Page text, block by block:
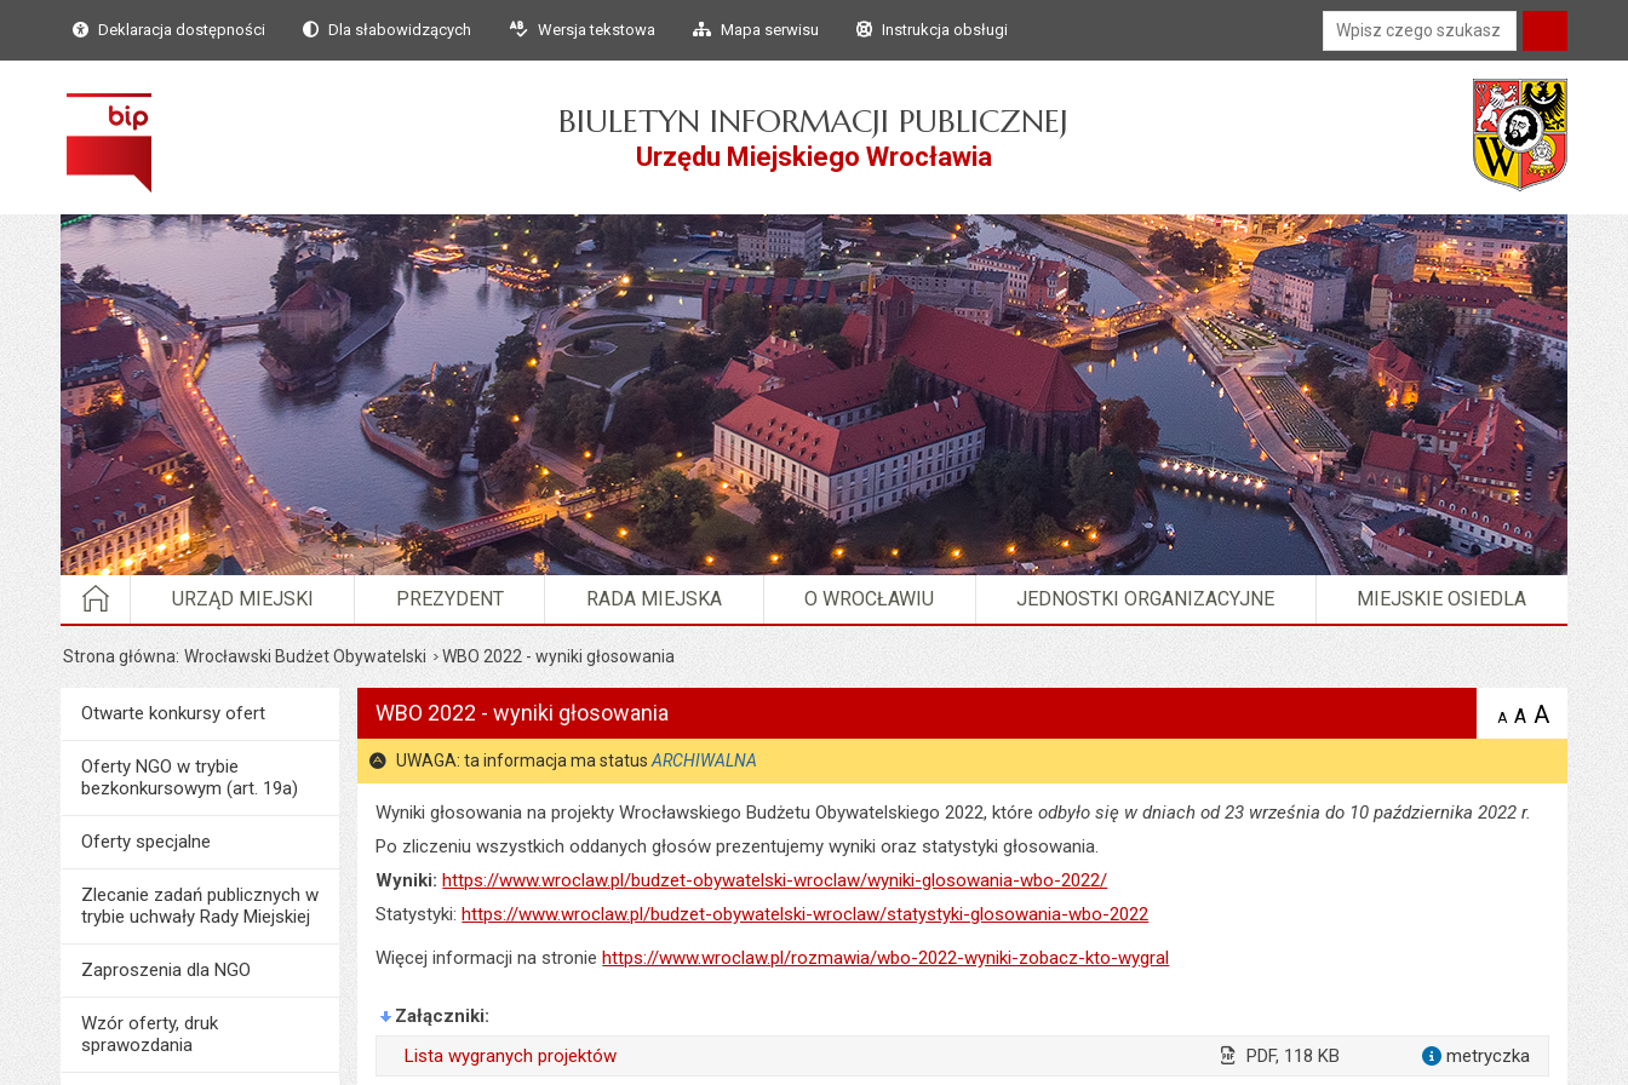
Przejdź do głównego
Przejdź do treści
Deklaracja dostępności Dla słabowidzących Wersja tekstowa Mapa serwisu Instrukcja obsługi Wyszukiwarka
BIULETYN INFORMACJI PUBLICZNEJ
Urzędu Miejskiego Wrocławia
STRONA GŁÓWNA
URZĄD MIEJSKI PREZYDENT RADA MIEJSKA O WROCŁAWIU JEDNOSTKI ORGANIZACYJNE MIEJSKIE OSIEDLA
Strona główna Wrocławski Budżet Obywatelski WBO 2022 - wyniki głosowania
MenuOrganizacje pozarządowe
Otwarte konkursy ofert
Oferty NGO w trybie
bezkonkursowym (art. 19a)
Oferty specjalne
Zlecanie zadań publicznych w
trybie uchwały Rady Miejskiej
Zaproszenia dla NGO
Wzór oferty, druk
sprawozdania
WBO 2022 - wyniki głosowania A zmniejsz
tekst na
A domyślna
wielkość
stronie
A
tekst
UWAGA: ta informacja ma statusARCHIWALNA
Wyniki głosowania na projekty Wrocławskiego Budżetu Obywatelskiego 2022, któreodbyło się w dniach od 23 września do 10 października 2022 r.
Po zliczeniu wszystkich oddanych głosów prezentujemy wyniki oraz statystyki głosowania.
Wyniki: https://www.wroclaw.pl/budzet-obywatelski-wroclaw/wyniki-glosowania-wbo-2022/
Statystyki:https://www.wroclaw.pl/budzet-obywatelski-wroclaw/statystyki-glosowania-wbo-2022
Więcej informacji na stroniehttps://www.wroclaw.pl/rozmawia/wbo-2022-wyniki-zobacz-kto-wygral
Załączniki
Lista wygranych projektów
PDF, 118 KB metryczka